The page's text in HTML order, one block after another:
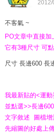
2012/
不客氣 ~
PO文章中直接加
它有3種尺寸 可
尺寸 長邊600 長
我最新貼的<運
並點選>>長邊
文字敘述 圖檔增
先縮圖的好處上